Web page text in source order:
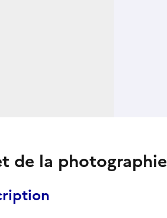
de la photographie